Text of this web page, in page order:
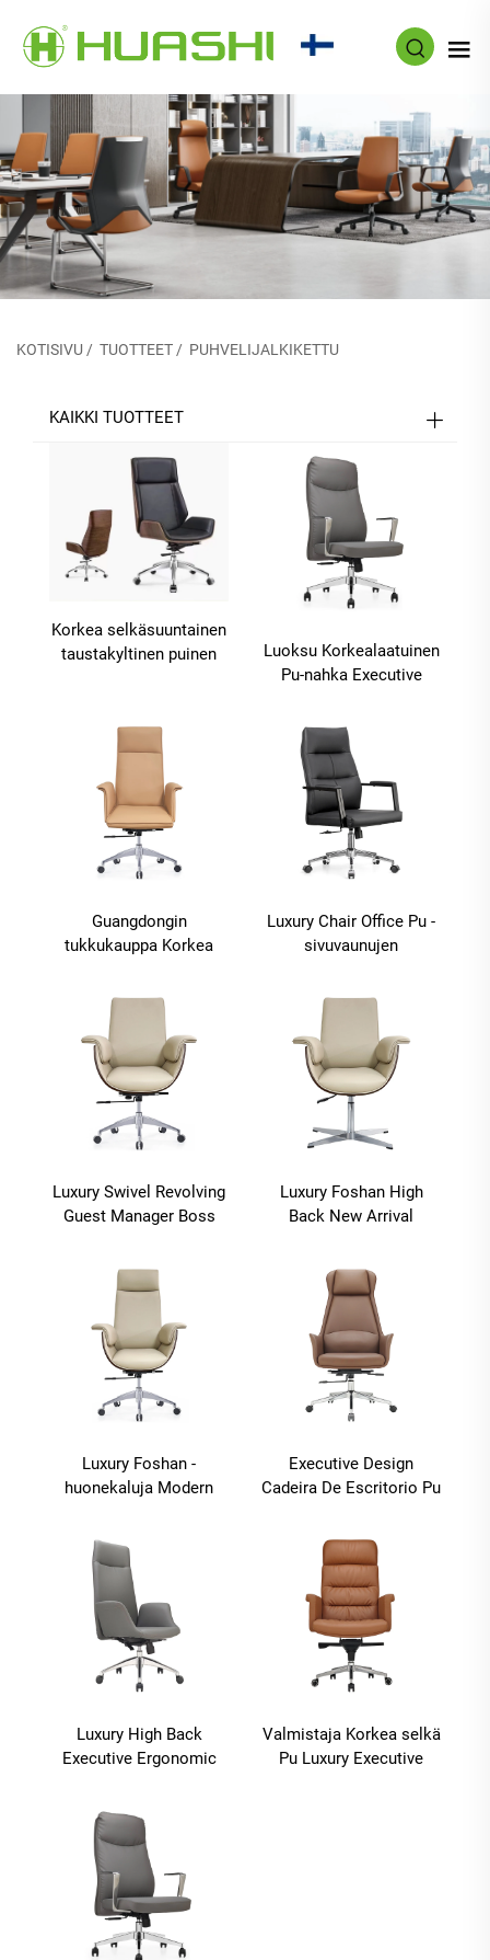
KOTISIVU / TUOTTEET / PUHVELIJALKIKETTU
KAIKKI TUOTTEET
Korkea selkäsuuntainen
taustakyltinen puinen
säädytettävä tietokone
pomo toimistotoulu
Luoksu Korkealaatuinen
Pu-nahka Executive
toimistotolit Mukavat
tulit
Guangdongin
tukkukauppa Korkea
pomopöytä
Luxury Chair Office Pu -
sivuvaunujen
Sillas De Oficina -
lehtipäällikkö
Luxury Swivel Revolving
Guest Manager Boss
Executive Commercial
Pu Leather Office Desk
And Chair Set -
toimistopöytä ja tuoli
Luxury Foshan High
Back New Arrival
Office Chair Office Use
Office Desk And Chair
Set - toimistopöytä ja
tuoli - toimistopöytä ja
tuoli - toimistopöytä
Luxury Foshan -
huonekaluja Modern
Bentwood Plywood
Boss Leather Chair
kokoushuone
Executive Design
Cadeira De Escritorio Pu
nahka toimistotolit
Pomo Johtaja
Luxury High Back
Executive Ergonomic
Function Parhaat Pu-
nahkaiset toimistotullit
Valmistaja Korkea selkä
Pu Luxury Executive